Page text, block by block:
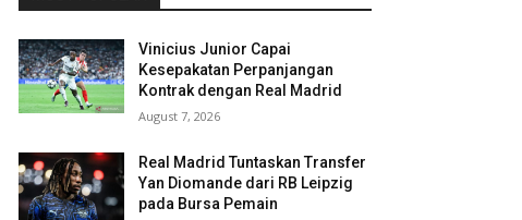
Vinicius Junior Capai
Kesepakatan Perpanjangan
Kontrak dengan Real Madrid
August 7, 2026
Real Madrid Tuntaskan Transfer
Yan Diomande dari RB Leipzig
pada Bursa Pemain